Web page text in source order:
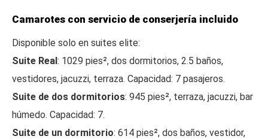
Camarotes con servicio de conserjería incluido
Disponible solo en suites elite:
Suite Real: 1029 pies², dos dormitorios, 2.5 baños,
vestidores, jacuzzi, terraza. Capacidad: 7 pasajeros.
Suite de dos dormitorios: 945 pies², terraza, jacuzzi, bar
húmedo. Capacidad: 7.
Suite de un dormitorio: 614 pies², dos baños, vestidor,